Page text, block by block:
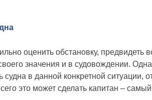
оценить обстановку, предвидеть
значения и в судовождении.
в данной конкретной ситуации,
это может сделать капитан –